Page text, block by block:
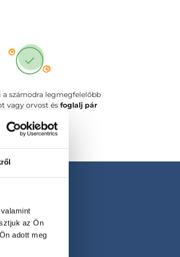
az Ön
adott meg
a számodra legmegfelelőbb
vagy orvost és foglalj pár